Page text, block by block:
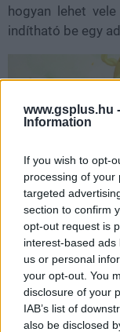
www.gsplus.hu -
Information
If you wish to opt-
processing of your
targeted
section to confirm
opt-out request is
interest-based
us or personal
your opt-out. You
disclosure of your
IAB’s list of
also be disclosed
hogyan lehet
indítható be egy
A Mysterious
büntet
egy klasszikus
sarkon
hosszú
századszor is